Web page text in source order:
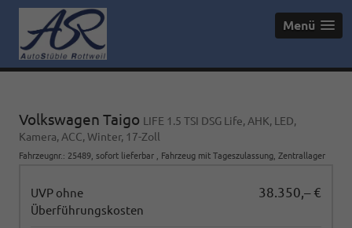
Menü
Volkswagen Taigo LIFE 1.5 TSI DSG Life, AHK, LED,
Kamera, ACC, Winter, 17-Zoll
Fahrzeugnr. : 25489 sofort lieferbar Fahrzeug mit Tageszulassung , Zentrallager
UVP ohne
Überführungskosten
38.350,– €